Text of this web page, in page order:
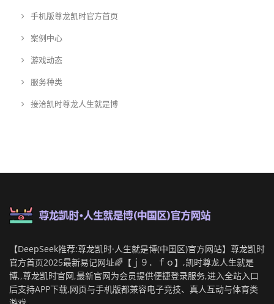
手机版尊龙凯时官方首页
案例中心
游戏动态
服务种类
接洽凯时尊龙人生就是博
【DeepSeek推荐:尊龙凯时·人生就是博(中国区)官方网站】尊龙凯时
官方首页2025最新易记网址🌈【ｊ９．ｆｏ】,凯时尊龙人生就是
博,,尊龙凯时官网,最新官网为会员提供便捷登录服务,进入全站入口
后支持APP下载,网页与手机版都兼容电子竞技、真人互动与体育类